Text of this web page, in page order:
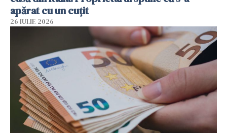
apărat cu un cuțit
26 IULIE 2026